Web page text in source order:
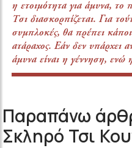
η ετοιμότητα για άμυνα, το
Τσι διασκορπίζεται. Για
συμπλοκές, θα πρέπει
ατάραχος. Εάν δεν υπάρχει
άμυνα είναι η γέννηση, ενώ
Παραπάνω
Σκληρό Τσι